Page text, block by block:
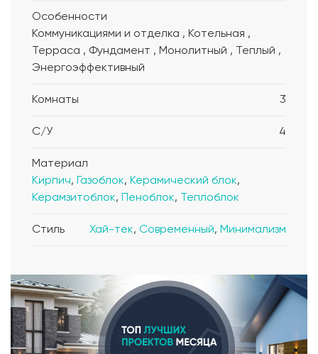
Особенности
Коммуникациями и отделка , Котельная ,
Терраса , Фундамент , Монолитный , Теплый ,
Энергоэффективный
Комнаты 3
С/У 4
Материал
Кирпич, Газоблок, Керамический блок,
Керамзитоблок, Пеноблок, Теплоблок
Стиль Хай-тек, Современный, Минимализм